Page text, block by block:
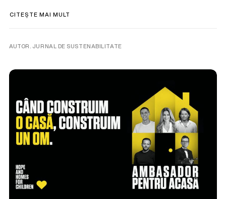
CITEȘTE MAI MULT
AUTOR. JURNAL DE SUSTENABILITATE